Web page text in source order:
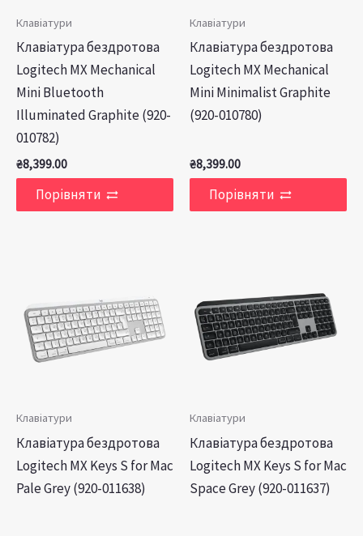
Клавіатури
Клавiатура бездротова
Logitech MX Mechanical
Mini Bluetooth
Illuminated Graphite (920-
010782)
₴8,399.00
Порівняти
Клавіатури
Клавіатура бездротова
Logitech MX Mechanical
Mini Minimalist Graphite
(920-010780)
₴8,399.00
Порівняти
Клавіатури
Клавiатура бездротова
Logitech MX Keys S for Mac
Pale Grey (920-011638)
Клавіатури
Клавiатура бездротова
Logitech MX Keys S for Mac
Space Grey (920-011637)